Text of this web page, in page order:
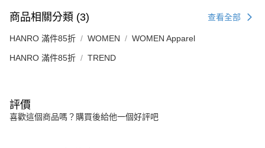
商品相關分類 (3) 查看全部
HANRO 滿件85折 WOMEN WOMEN Apparel
HANRO 滿件85折 TREND
評價
喜歡這個商品嗎？購買後給他一個好評吧